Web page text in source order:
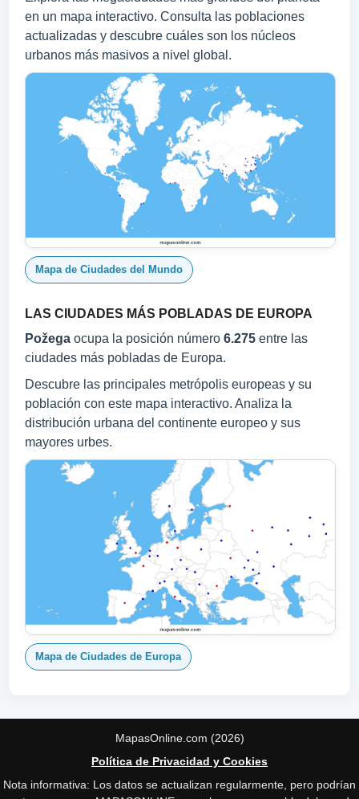
en un mapa interactivo. Consulta las poblaciones
actualizadas y descubre cuáles son los núcleos
urbanos más masivos a nivel global.
Mapa de Ciudades del Mundo
LAS CIUDADES MÁS POBLADAS DE EUROPA
Požega ocupa la posición número 6.275 entre las
ciudades más pobladas de Europa.
Descubre las principales metrópolis europeas y su
población con este mapa interactivo. Analiza la
distribución urbana del continente europeo y sus
mayores urbes.
Mapa de Ciudades de Europa
MapasOnline.com (2026)
Política de Privacidad y Cookies
Nota informativa: Los datos se actualizan regularmente, pero podrían